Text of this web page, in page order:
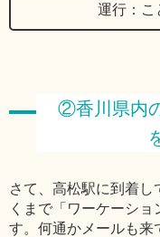
運行：こ
②香川県内
さて、高松駅に到着
くまで「ワーケーシ
す。何通かメールも来